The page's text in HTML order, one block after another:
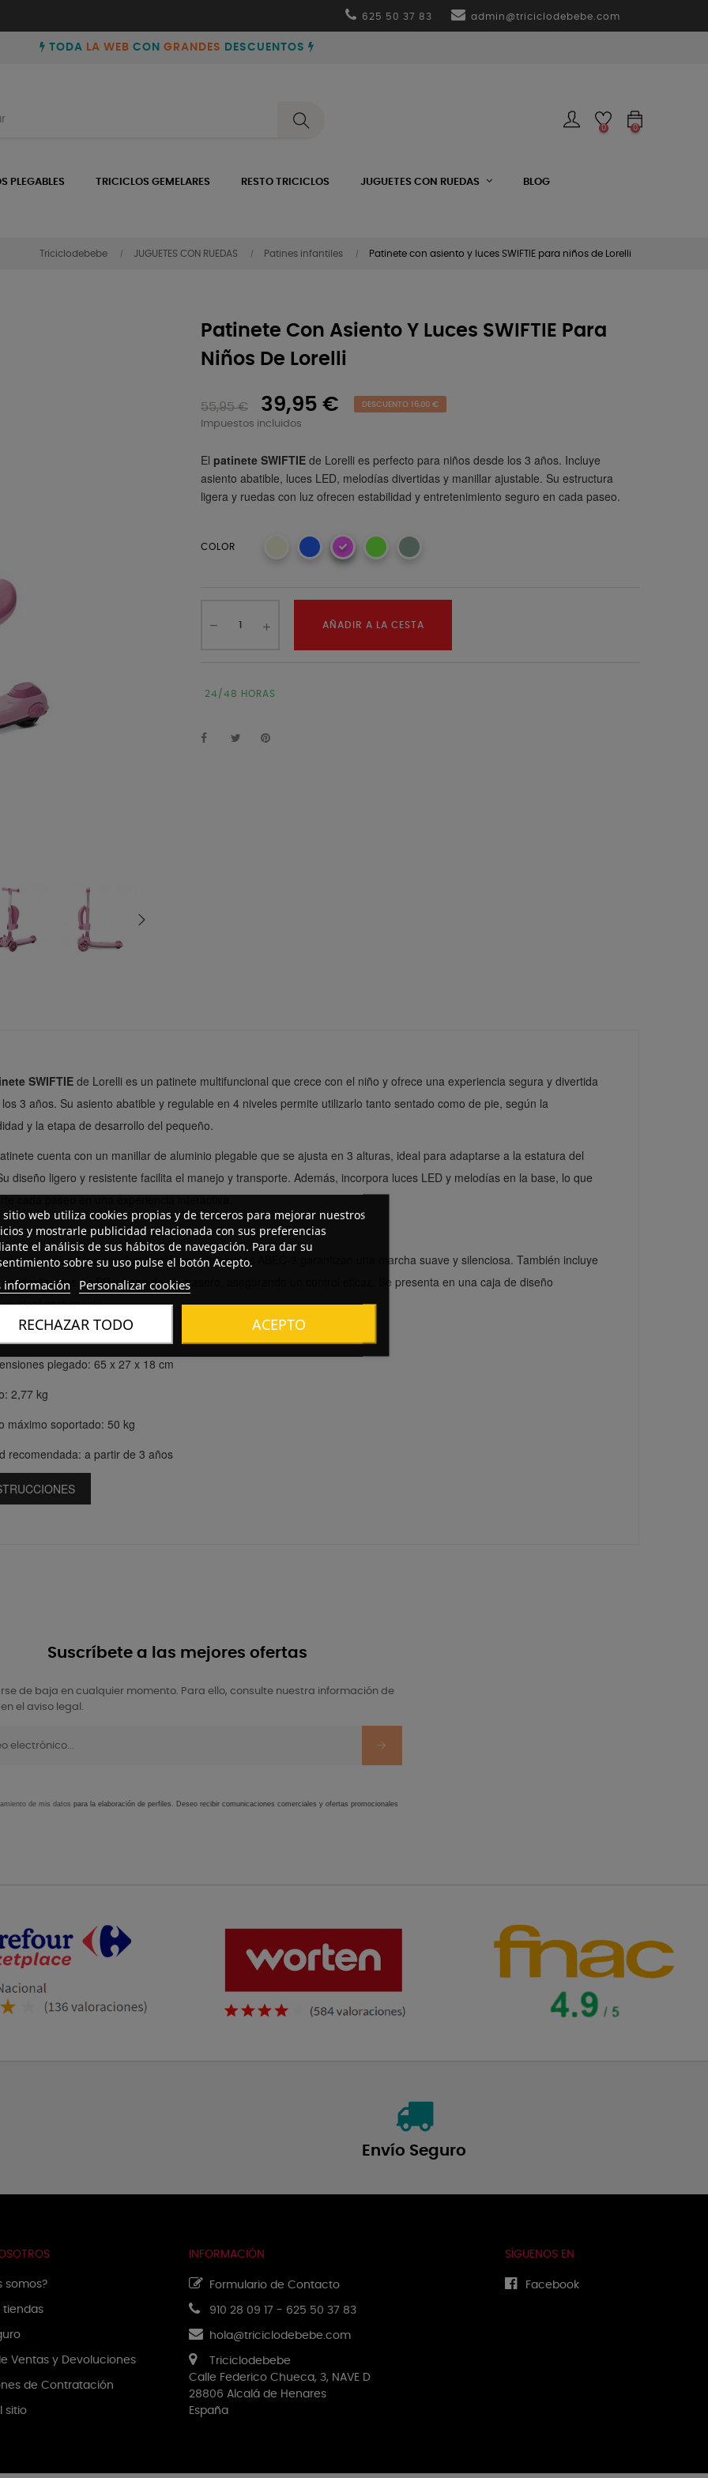
625 50 37 83 admin@triciclodebebe.com
TODA LA WEB CON GRANDES DESCUENTOS
0 0
PLEGABLES TRICICLOS GEMELARES RESTO TRICICLOS JUGUETES CON RUEDAS BLOG
Triciclodebebe JUGUETES CON RUEDAS Patines infantiles Patinete con asiento y luces SWIFTIE para niños de Lorelli
Patinete Con Asiento Y Luces SWIFTIE Para
Niños De Lorelli
55,95 € 39,95 € DESCUENTO 16,00 €
Impuestos incluidos
El patinete SWIFTIE de Lorelli es perfecto para niños desde los 3 años. Incluye
asiento abatible, luces LED, melodías divertidas y manillar ajustable. Su estructura
ligera y ruedas con luz ofrecen estabilidad y entretenimiento seguro en cada paseo.
COLOR
AÑADIR A LA CESTA
24/48 HORAS
SWIFTIEde Lorelli es un patinete multifuncional que crece con el niño y ofrece una experiencia segura y divertida
3 años. Su asiento abatible y regulable en 4 niveles permite utilizarlo tanto sentado como de pie, según la
y la etapa de desarrollo del pequeño.
cuenta con un manillar de aluminio plegable que se ajusta en 3 alturas, ideal para adaptarse a la estatura del
diseño ligero y resistente facilita el manejo y transporte. Además, incorpora luces LED y melodías en la base, lo que
cada paseo en una experiencia interactiva.
de poliuretano con iluminación y rodamientos ABEC-9 garantizan una marcha suave y silenciosa. También incluye
antideslizantes de PP y freno de pie trasero, asegurando un control eficaz. Se presenta en una caja de diseño
ideal para regalo.
abierto: 53 x 27 x 76 cm
plegado: 65 x 27 x 18 cm
2,77 kg
máximo soportado: 50 kg
recomendada: a partir de 3 años
Suscríbete a las mejores ofertas
de baja en cualquier momento. Para ello, consulte nuestra información de
el aviso legal.
de mis datos para la elaboración de perfiles. Deseo recibir comunicaciones comerciales y ofertas promocionales
Envío Seguro
somos?
tiendas
Ventas y Devoluciones
de Contratación
sitio
INFORMACIÓN
Formulario de Contacto
910 28 09 17 - 625 50 37 83
hola@triciclodebebe.com
Triciclodebebe
Calle Federico Chueca, 3, NAVE D
28806 Alcalá de Henares
España
SÍGUENOS EN
Facebook
sitio web utiliza cookies propias y de terceros para mejorar nuestros
y mostrarle publicidad relacionada con sus preferencias
el análisis de sus hábitos de navegación. Para dar su
sobre su uso pulse el botón Acepto.
información Personalizar cookies
RECHAZAR TODO ACEPTO